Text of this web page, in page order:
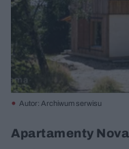
Autor: Archiwum serwisu
Apartamenty